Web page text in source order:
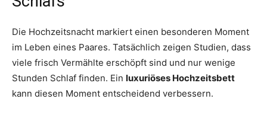
Die Hochzeitsnacht markiert einen besonderen Moment
im Leben eines Paares. Tatsächlich zeigen Studien, dass
viele frisch Vermählte erschöpft sind und nur wenige
Stunden Schlaf finden. Ein luxuriöses Hochzeitsbett
kann diesen Moment entscheidend verbessern.